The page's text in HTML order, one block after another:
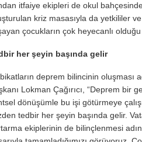
itfaiye ekipleri de okul
kriz masasıyla da yetkililer
çocukların çok heyecanlı olduğu
her şeyin başında gelir
deprem bilincinin oluşması
Lokman Çağırıcı, “Deprem bir
dönüşümle bu işi götürmeye
tedbir her şeyin başında gelir.
ekiplerinin de bilinçlenmesi